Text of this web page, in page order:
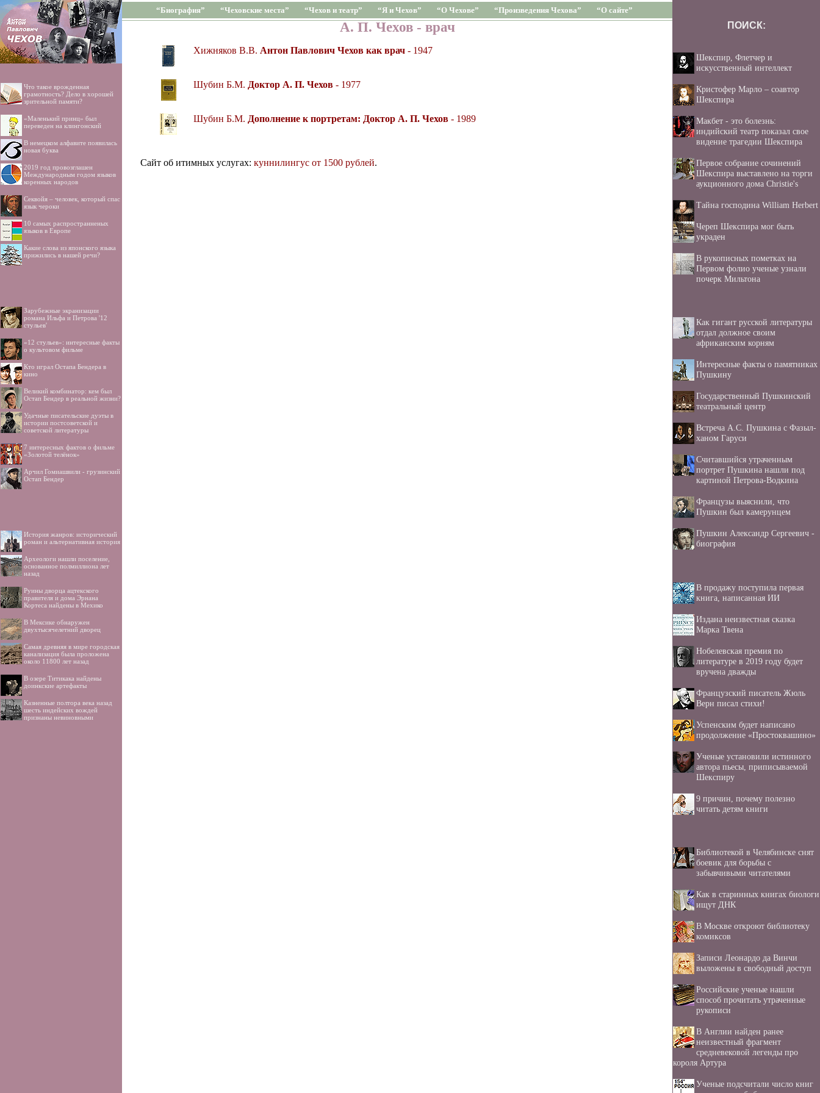
“Биография” “Чеховские места” “Чехов и театр” “Я и Чехов” “О Чехове” “Произведения Чехова” “О сайте”
Что такое врожденная
грамотность? Дело в хорошей
зрительной памяти?
«Маленький принц» был
переведен на клингонский
В немецком алфавите появилась
новая буква
2019 год провозглашен
Международным годом языков
коренных народов
Секвойя – человек, который спас
язык чероки
10 самых распространненых
языков в Европе
Какие слова из японского языка
прижились в нашей речи?
Зарубежные экранизации
романа Ильфа и Петрова '12
стульев'
«12 стульев»: интересные факты
о культовом фильме
Кто играл Остапа Бендера в
кино
Великий комбинатор: кем был
Остап Бендер в реальной жизни?
Удачные писательские дуэты в
истории постсоветской и
советской литературы
7 интересных фактов о фильме
«Золотой телёнок»
Арчил Гомиашвили - грузинский
Остап Бендер
История жанров: исторический
роман и альтернативная история
Археологи нашли поселение,
основанное полмиллиона лет
назад
Руины дворца ацтекского
правителя и дома Эрнана
Кортеса найдены в Мехико
В Мексике обнаружен
двухтысячелетний дворец
Самая древняя в мире городская
канализация была проложена
около 11800 лет назад
В озере Титикака найдены
доинкские артефакты
Казненные полтора века назад
шесть индейских вождей
признаны невиновными
А. П. Чехов - врач
Хижняков В.В. Антон Павлович Чехов как врач- 1947
Шубин Б.М. Доктор А. П. Чехов- 1977
Шубин Б.М. Дополнение к портретам: Доктор А. П. Чехов- 1989
Сайт об итимных услугах: куннилингус от 1500 рублей.
ПОИСК:
Шекспир, Флетчер и
искусственный интеллект
Кристофер Марло – соавтор
Шекспира
Макбет - это болезнь:
индийский театр показал свое
видение трагедии Шекспира
Первое собрание сочинений
Шекспира выставлено на торги
аукционного дома Christie's
Тайна господина William Herbert
Череп Шекспира мог быть
украден
В рукописных пометках на
Первом фолио ученые узнали
почерк Мильтона
Как гигант русской литературы
отдал должное своим
африканским корням
Интересные факты о памятниках
Пушкину
Государственный Пушкинский
театральный центр
Встреча А.С. Пушкина с Фазыл-
ханом Гаруси
Считавшийся утраченным
портрет Пушкина нашли под
картиной Петрова-Водкина
Французы выяснили, что
Пушкин был камерунцем
Пушкин Александр Сергеевич -
биография
В продажу поступила первая
книга, написанная ИИ
Издана неизвестная сказка
Марка Твена
Нобелевская премия по
литературе в 2019 году будет
вручена дважды
Французский писатель Жюль
Верн писал стихи!
Успенским будет написано
продолжение «Простоквашино»
Ученые установили истинного
автора пьесы, приписываемой
Шекспиру
9 причин, почему полезно
читать детям книги
Библиотекой в Челябинске снят
боевик для борьбы с
забывчивыми читателями
Как в старинных книгах биологи
ищут ДНК
В Москве откроют библиотеку
комиксов
Записи Леонардо да Винчи
выложены в свободный доступ
Российские ученые нашли
способ прочитать утраченные
рукописи
В Англии найден ранее
неизвестный фрагмент
средневековой легенды про
короля Артура
Ученые подсчитали число книг